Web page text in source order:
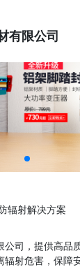
有限公司
辐射解决方案
公司，提供高品
辐射危害，保障